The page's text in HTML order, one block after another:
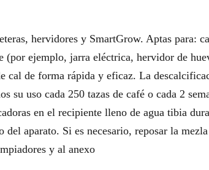
hervidores y SmartGrow. Aptas para:
(por ejemplo, jarra eléctrica, hervidor de
cal de forma rápida y eficaz. La
su uso cada 250 tazas de café o cada 2
en el recipiente lleno de agua tibia
del aparato. Si es necesario, reposar la
y al anexo